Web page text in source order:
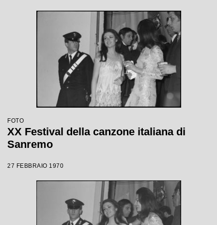
FOTO
XX Festival della canzone italiana di
Sanremo
27 FEBBRAIO 1970